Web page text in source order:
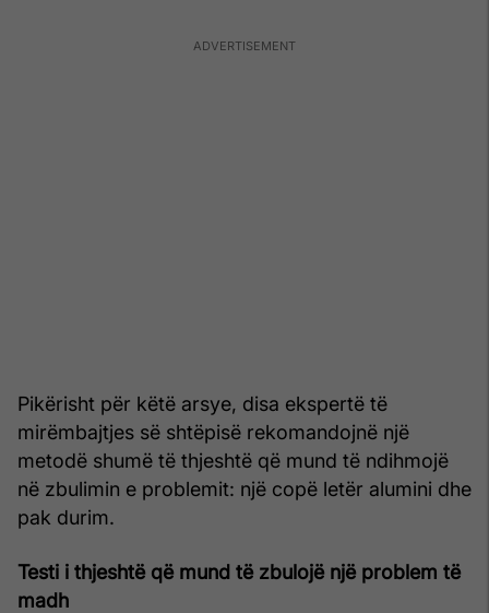
Pikërisht për këtë arsye, disa ekspertë të
mirëmbajtjes së shtëpisë rekomandojnë një
metodë shumë të thjeshtë që mund të ndihmojë
në zbulimin e problemit: një copë letër alumini dhe
pak durim.
Testi i thjeshtë që mund të zbulojë një problem të
madh